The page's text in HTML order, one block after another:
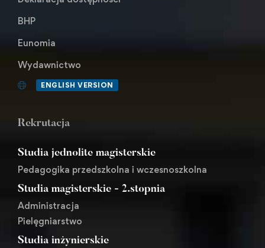
BHP
Eunomia
Wydawnictwo
ENGLISH VERSION
Rekrutacja
Studia jednolite magisterskie
Pedagogika przedszkolna i wczesnoszkolna
Studia magisterskie - 2.stopnia
Administracja
Pielęgniarstwo
Studia inżynierskie